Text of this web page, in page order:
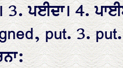
3. ਪਈਦਾ। 4.
put. 3.